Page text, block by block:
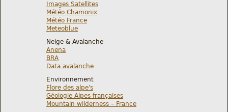
Images Satellites
Météo Chamonix
Météo France
Meteoblue
Neige & Avalanche
Anena
BRA
Data avalanche
Environnement
Flore des alpe's
Géologie Alpes françaises
Mountain wilderness – France